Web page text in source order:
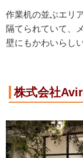
作業机の並ぶエリ
隔てられていて、
壁にもかわいらし
株式会社